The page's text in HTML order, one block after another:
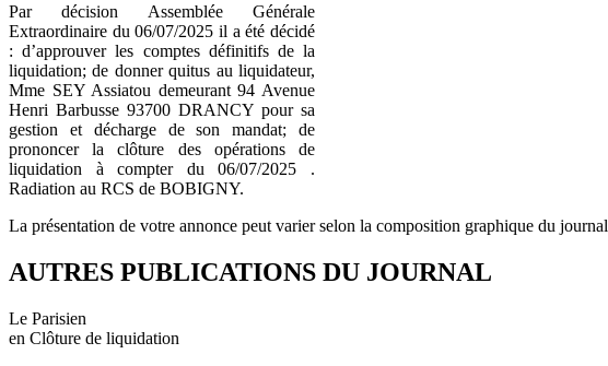
Par décision Assemblée Générale
Extraordinaire du 06/07/2025 il a été décidé
: d’approuver les comptes définitifs de la
liquidation; de donner quitus au liquidateur,
Mme SEY Assiatou demeurant 94 Avenue
Henri Barbusse 93700 DRANCY pour sa
gestion et décharge de son mandat; de
prononcer la clôture des opérations de
liquidation à compter du 06/07/2025 .
Radiation au RCS de BOBIGNY.
La présentation de votre annonce peut varier selon la composition graphique du journal
AUTRES PUBLICATIONS DU JOURNAL
Le Parisien
en Clôture de liquidation